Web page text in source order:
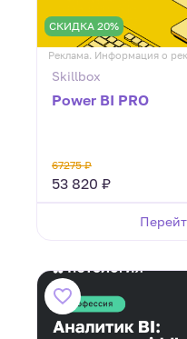
СКИДКА 20%
Реклама. Информация о
Skillbox
Power BI PRO
67275 ₽
53 820 ₽